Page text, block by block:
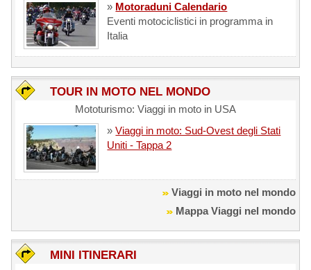
» Motoraduni Calendario
Eventi motociclistici in programma in
Italia
TOUR IN MOTO NEL MONDO
Mototurismo: Viaggi in moto in USA
»Viaggi in moto: Sud-Ovest degli Stati
Uniti - Tappa 2
Viaggi in moto nel mondo
Mappa Viaggi nel mondo
MINI ITINERARI